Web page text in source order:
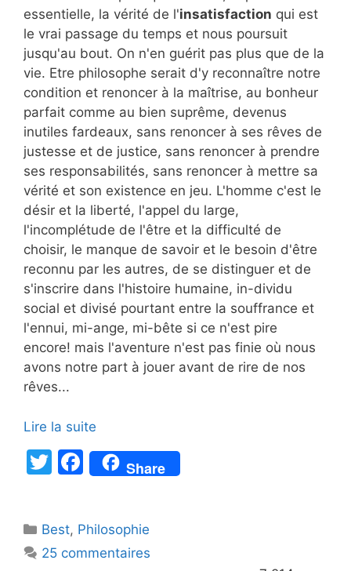
essentielle, la vérité de l'insatisfaction qui est
le vrai passage du temps et nous poursuit
jusqu'au bout. On n'en guérit pas plus que de la
vie. Etre philosophe serait d'y reconnaître notre
condition et renoncer à la maîtrise, au bonheur
parfait comme au bien suprême, devenus
inutiles fardeaux, sans renoncer à ses rêves de
justesse et de justice, sans renoncer à prendre
ses responsabilités, sans renoncer à mettre sa
vérité et son existence en jeu. L'homme c'est le
désir et la liberté, l'appel du large,
l'incomplétude de l'être et la difficulté de
choisir, le manque de savoir et le besoin d'être
reconnu par les autres, de se distinguer et de
s'inscrire dans l'histoire humaine, in-dividu
social et divisé pourtant entre la souffrance et
l'ennui, mi-ange, mi-bête si ce n'est pire
encore! mais l'aventure n'est pas finie où nous
avons notre part à jouer avant de rire de nos
rêves...
Lire la suite
T
er
F
a
e
b
Share
Catégories
Best, Philosophie
25 commentaires